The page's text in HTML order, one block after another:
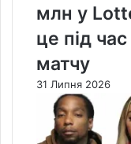
млн у
це під
матчу
31 Липня 2026